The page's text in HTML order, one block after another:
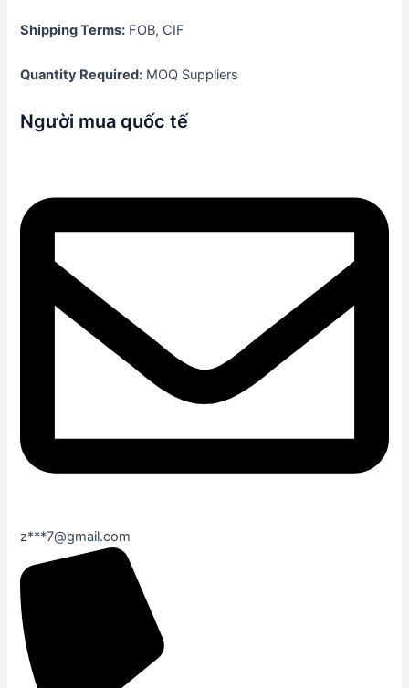
Shipping Terms: FOB, CIF
Quantity Required: MOQ Suppliers
Người mua quốc tế
z***7@gmail.com